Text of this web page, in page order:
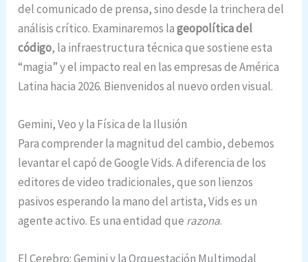
del comunicado de prensa, sino desde la trinchera del
análisis crítico. Examinaremos lageopolítica del
código, la infraestructura técnica que sostiene esta
“magia” y el impacto real en las empresas de América
Latina hacia 2026. Bienvenidos al nuevo orden visual.
Gemini, Veo y la Física de la Ilusión
Para comprender la magnitud del cambio, debemos
levantar el capó de Google Vids. A diferencia de los
editores de video tradicionales, que son lienzos
pasivos esperando la mano del artista, Vids es un
agente activo. Es una entidad que razona.
El Cerebro: Gemini y la Orquestación Multimodal